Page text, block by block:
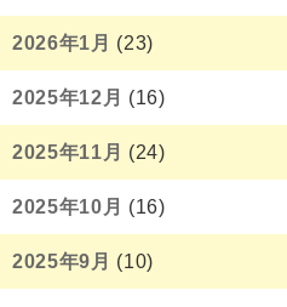
2026年1月 (23)
2025年12月 (16)
2025年11月 (24)
2025年10月 (16)
2025年9月 (10)